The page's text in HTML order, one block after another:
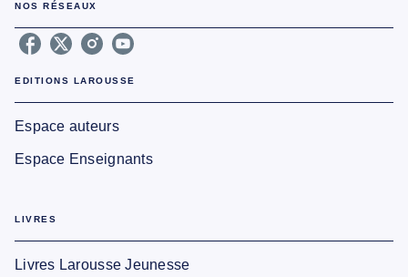
NOS RÉSEAUX
EDITIONS LAROUSSE
Espace auteurs
Espace Enseignants
LIVRES
Livres Larousse Jeunesse